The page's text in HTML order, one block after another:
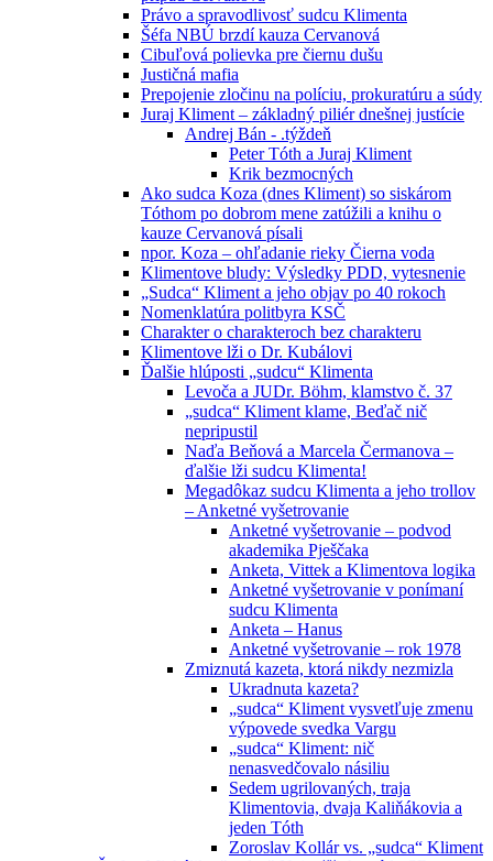
Právo a spravodlivosť sudcu Klimenta
Šéfa NBÚ brzdí kauza Cervanová
Cibuľová polievka pre čiernu dušu
Justičná mafia
Prepojenie zločinu na políciu, prokuratúru a súdy
Juraj Kliment – základný piliér dnešnej justície
Andrej Bán - .týždeň
Peter Tóth a Juraj Kliment
Krik bezmocných
Ako sudca Koza (dnes Kliment) so siskárom
Tóthom po dobrom mene zatúžili a knihu o
kauze Cervanová písali
npor. Koza – ohľadanie rieky Čierna voda
Klimentove bludy: Výsledky PDD, vytesnenie
„Sudca“ Kliment a jeho objav po 40 rokoch
Nomenklatúra politbyra KSČ
Charakter o charakteroch bez charakteru
Klimentove lži o Dr. Kubálovi
Ďalšie hlúposti „sudcu“ Klimenta
Levoča a JUDr. Böhm, klamstvo č. 37
„sudca“ Kliment klame, Beďač nič
nepripustil
Naďa Beňová a Marcela Čermanova –
ďalšie lži sudcu Klimenta!
Megadôkaz sudcu Klimenta a jeho trollov
– Anketné vyšetrovanie
Anketné vyšetrovanie – podvod
akademika Pješčaka
Anketa, Vittek a Klimentova logika
Anketné vyšetrovanie v ponímaní
sudcu Klimenta
Anketa – Hanus
Anketné vyšetrovanie – rok 1978
Zmiznutá kazeta, ktorá nikdy nezmizla
Ukradnuta kazeta?
„sudca“ Kliment vysvetľuje zmenu
výpovede svedka Vargu
„sudca“ Kliment: nič
nenasvedčovalo násiliu
Sedem ugrilovaných, traja
Klimentovia, dvaja Kaliňákovia a
jeden Tóth
Zoroslav Kollár vs. „sudca“ Kliment